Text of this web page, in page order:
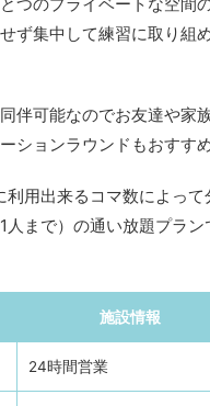
ず集中して練習に取り組
伴可能なのでお友達や家
ションラウンドもおすすめ
利用出来るコマ数によって
人まで）の通い放題プラ
施設情報
24時間営業